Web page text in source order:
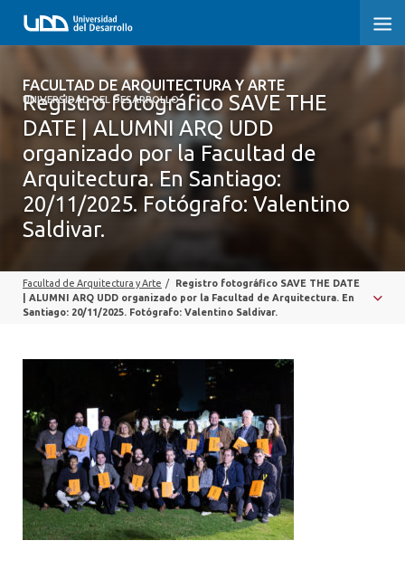
FACULTAD DE ARQUITECTURA Y ARTE
UNIVERSIDAD DEL DESARROLLO
FACULTAD DE ARQUITECTURA Y ARTE
FACULTAD DE ARQUITECTURA
SOBRE LA FACULTAD
CARRERA
MAGÍSTER
VINCULACIÓN CON EL MEDIO
ALUMNI
PLATAFORMA VUT
Registro fotográfico SAVE THE
DATE | ALUMNI ARQ UDD
organizado por la Facultad de
Arquitectura. En Santiago:
20/11/2025. Fotógrafo: Valentino
Saldivar.
Facultad de Arquitectura y Arte /
Registro fotográfico SAVE THE DATE
| ALUMNI ARQ UDD organizado por la Facultad de Arquitectura. En
Santiago: 20/11/2025. Fotógrafo: Valentino Saldivar.